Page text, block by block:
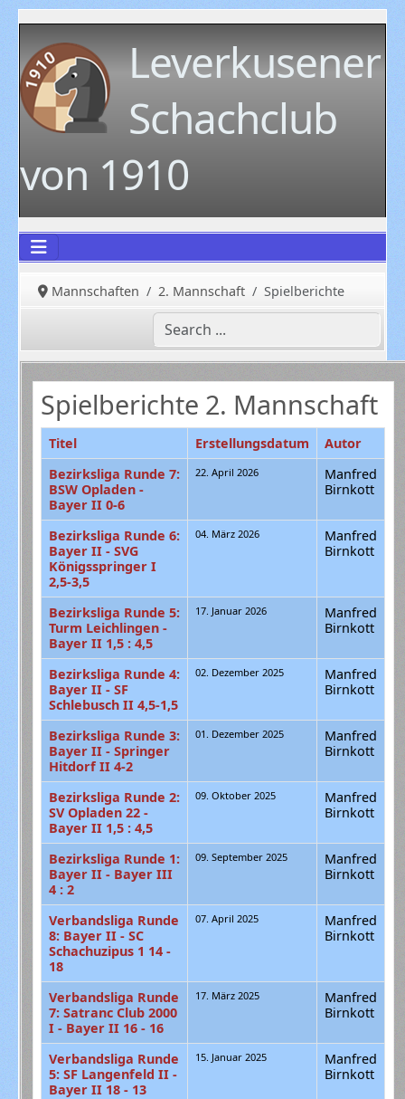
Leverkusener
Schachclub
von 1910
Mannschaften 2. Mannschaft Spielberichte
Spielberichte 2. Mannschaft
Titel Erstellungsdatum
Autor
Bezirksliga Runde 7:
BSW Opladen -
Bayer II 0-6
22. April 2026
Manfred
Birnkott
Bezirksliga Runde 6:
Bayer II - SVG
Königsspringer I
2,5-3,5
04. März 2026
Manfred
Birnkott
Bezirksliga Runde 5:
Turm Leichlingen -
Bayer II 1,5 : 4,5
17. Januar 2026
Manfred
Birnkott
Bezirksliga Runde 4:
Bayer II - SF
Schlebusch II 4,5-1,5
02. Dezember 2025
Manfred
Birnkott
Bezirksliga Runde 3:
Bayer II - Springer
Hitdorf II 4-2
01. Dezember 2025
Manfred
Birnkott
Bezirksliga Runde 2:
SV Opladen 22 -
Bayer II 1,5 : 4,5
09. Oktober 2025
Manfred
Birnkott
Bezirksliga Runde 1:
Bayer II - Bayer III
4 : 2
09. September 2025
Manfred
Birnkott
Verbandsliga Runde
8: Bayer II - SC
Schachuzipus 1 14 -
18
07. April 2025
Manfred
Birnkott
Verbandsliga Runde
7: Satranc Club 2000
I - Bayer II 16 - 16
17. März 2025
Manfred
Birnkott
Verbandsliga Runde
5: SF Langenfeld II -
Bayer II 18 - 13
15. Januar 2025
Manfred
Birnkott